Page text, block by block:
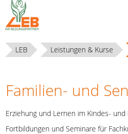
LEB Leistungen & Kurse
Familien- und
Erziehung und Lernen im Kindes-
Fortbildungen und Seminare für